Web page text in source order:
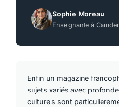
Sophie Moreau
Enseignante à
Enfin un magazine
sujets variés avec
culturels sont